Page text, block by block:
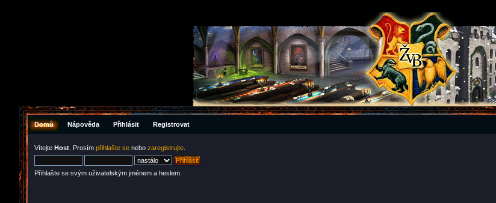
Domů Nápověda Přihlásit Registrovat
Vítejte Host . Prosím přihlašte se nebo zaregistrujte
Přihlašte se svým uživatelským jménem a heslem.